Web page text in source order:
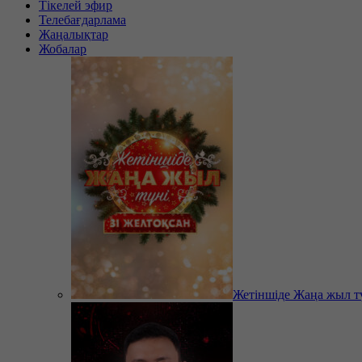
Тікелей эфир
Телебағдарлама
Жаңалықтар
Жобалар
Жетіншіде Жаңа жыл